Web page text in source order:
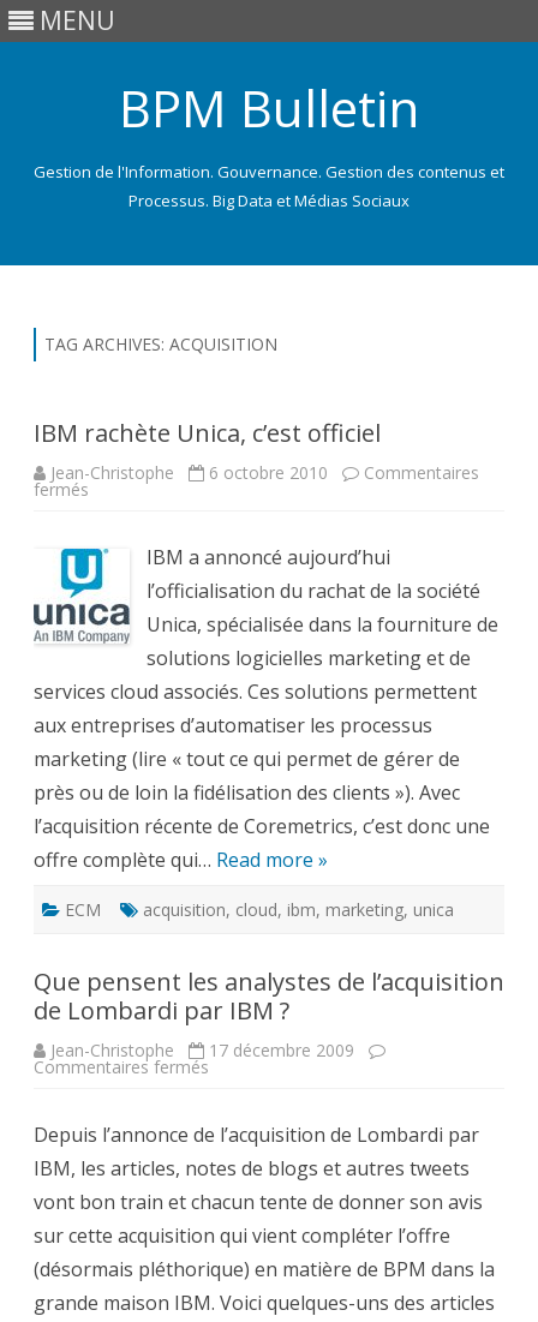
MENU
BPM Bulletin
Gestion de l'Information. Gouvernance. Gestion des contenus et
Processus. Big Data et Médias Sociaux
TAG ARCHIVES: ACQUISITION
IBM rachète Unica, c’est officiel
Jean-Christophe 6 octobre 2010 Commentaires
fermés
c’est
officiel
IBM a annoncé aujourd’hui
l’officialisation du rachat de la société
Unica, spécialisée dans la fourniture de
solutions logicielles marketing et de
services cloud associés. Ces solutions permettent
aux entreprises d’automatiser les processus
marketing (lire « tout ce qui permet de gérer de
près ou de loin la fidélisation des clients »). Avec
l’acquisition récente de Coremetrics, c’est donc une
offre complète qui… Read more »
ECM acquisition, cloud, ibm, marketing, unica
Que pensent les analystes de l’acquisition
de Lombardi par IBM ?
Jean-Christophe 17 décembre 2009
Commentaires fermés
analystes
de
l’acquisition
de
Lombardi
par
IBM
?
Depuis l’annonce de l’acquisition de Lombardi par
IBM, les articles, notes de blogs et autres tweets
vont bon train et chacun tente de donner son avis
sur cette acquisition qui vient compléter l’offre
(désormais pléthorique) en matière de BPM dans la
grande maison IBM. Voici quelques-uns des articles